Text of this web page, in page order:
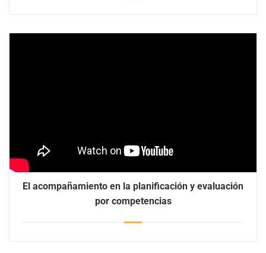
El acompañamiento en la planificación y evaluación
por competencias